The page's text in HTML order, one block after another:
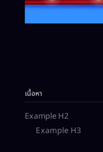
เนื้อหา
Example H2
Example H3